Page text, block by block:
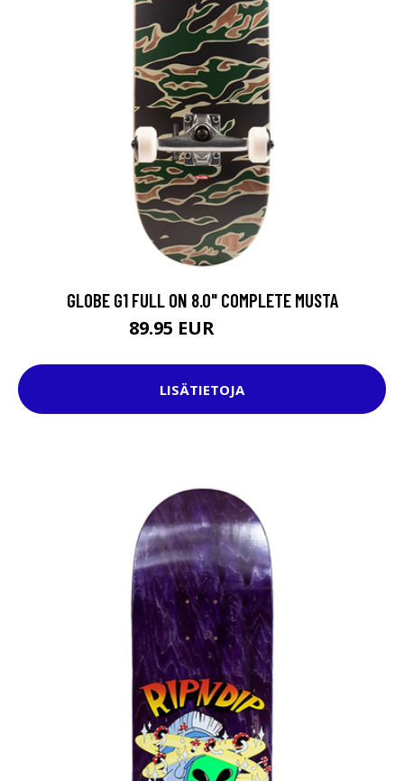
GLOBE G1 FULL ON 8.0" COMPLETE MUSTA
89.95 EUR
LISÄTIETOJA